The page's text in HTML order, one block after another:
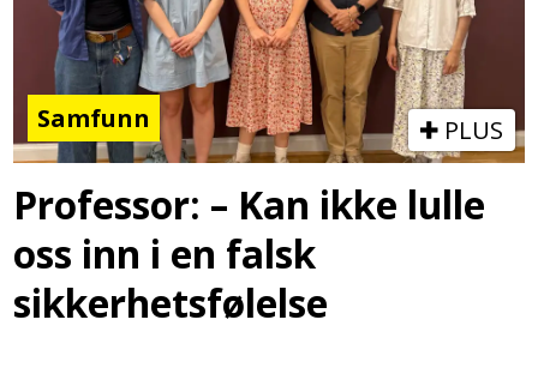
Samfunn PLUS
Professor: – Kan ikke lulle
oss inn i en falsk
sikkerhetsfølelse